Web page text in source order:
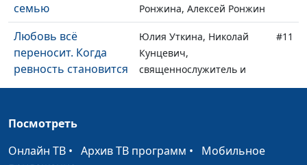
семью
Ронжина, Алексей Ронжин
Любовь всё
переносит. Когда
ревность становится
признаком любви
Юлия Уткина, Николай
Кунцевич,
священнослужитель и
Елена Варнавская
#11
Что люди хотят
получить на Новый
священнослужитель и
Посмотреть
Онлайн ТВ • Архив ТВ программ • Мобильное